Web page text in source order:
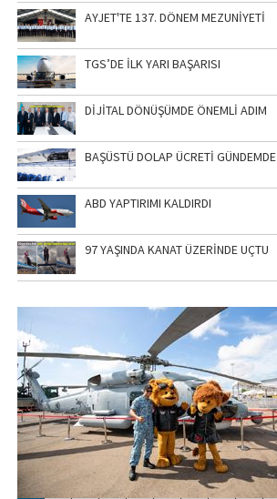
AYJET'TE 137. DÖNEM MEZUNİYETİ
TGS’DE İLK YARI BAŞARISI
DİJİTAL DÖNÜŞÜMDE ÖNEMLİ ADIM
BAŞÜSTÜ DOLAP ÜCRETİ GÜNDEMDE
ABD YAPTIRIMI KALDIRDI
97 YAŞINDA KANAT ÜZERİNDE UÇTU
SİNGAPUR AIRSHOW-2020